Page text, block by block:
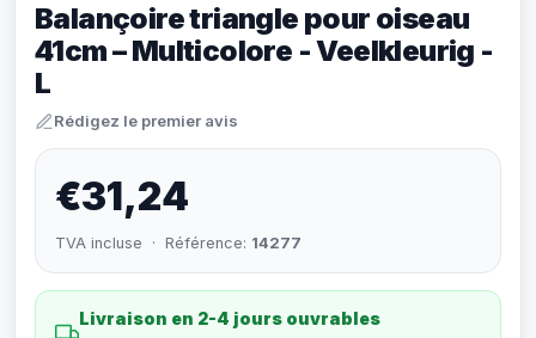
Balançoire triangle pour oiseau
41cm – Multicolore - Veelkleurig -
L
Rédigez le premier avis
€31,24
TVA incluse · Référence: 14277
Livraison en 2-4 jours ouvrables